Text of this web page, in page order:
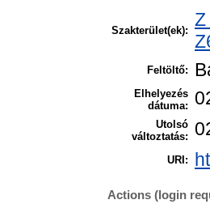
Szakterület(ek):
Z
Feltöltő:
Elhelyezés
dátuma:
Utolsó
változtatás:
URI:
Actions (login